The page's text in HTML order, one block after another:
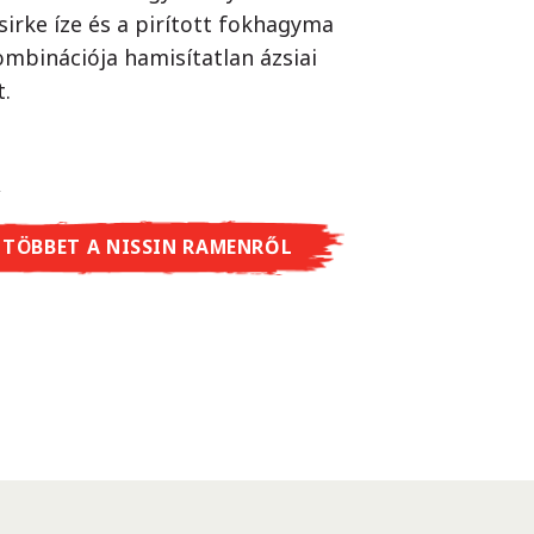
japán street food. Próbáld ki Te is
ázsiai piacon járnál, ahol a wok
minden sarkon.
A CUP NOODLES SOBA-RÓL
íze és a pirított fokhagyma
hamisítatlan ázsiai
A NISSIN RAMENRŐL